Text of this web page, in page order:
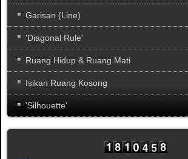
Garisan (Line)
'Diagonal Rule'
Ruang Hidup & Ruang Mati
Isikan Ruang Kosong
'Silhouette'